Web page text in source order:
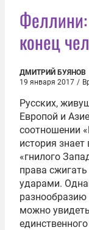
Феллини:
конец
ДМИТРИЙ БУЯНОВ
19 января 2017 /
Русских,
Европой и
соотношении
история
«гнилого
права
ударами.
можно